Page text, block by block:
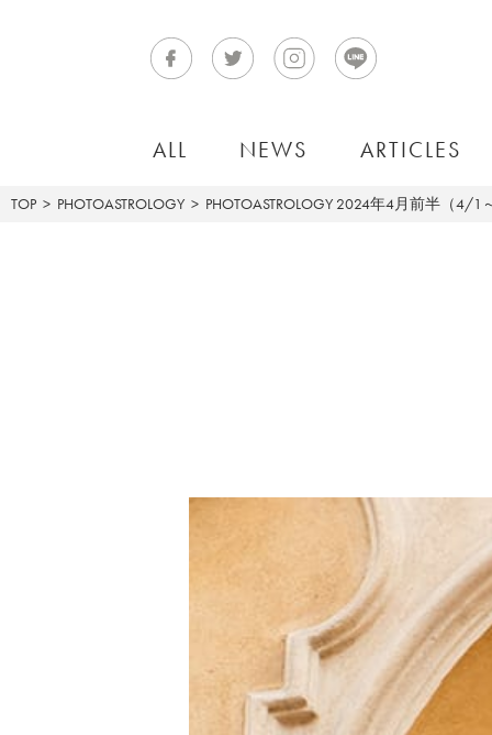
ALL NEWS ARTICLES
TOP PHOTOASTROLOGY PHOTOASTROLOGY 2024年4月前半（4/1